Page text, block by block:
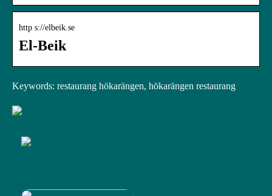
http s://elbeik.se
El-Beik
Keywords: restaurang hökarängen, hökarängen restaurang